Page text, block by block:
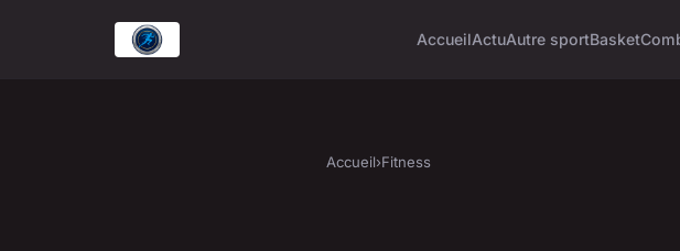
AccueilActuAutre sportBasket
Accueil›Fitness